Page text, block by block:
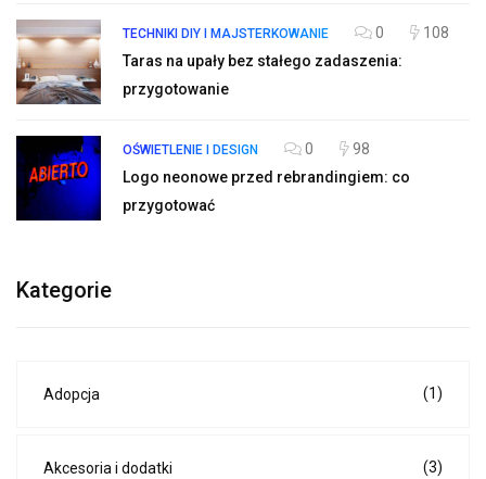
TECHNIKI DIY I MAJSTERKOWANIE 0
108
Taras na upały bez stałego zadaszenia:
przygotowanie
OŚWIETLENIE I DESIGN 0
98
Logo neonowe przed rebrandingiem: co
przygotować
Kategorie
Adopcja (1)
Akcesoria i dodatki (3)